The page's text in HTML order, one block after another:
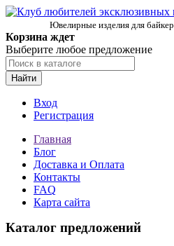
Ювелирные изделия для
Корзина ждет
Выберите любое предложение
Найти
Вход
Регистрация
Главная
Блог
Доставка и Оплата
Контакты
FAQ
Карта сайта
Каталог предложений